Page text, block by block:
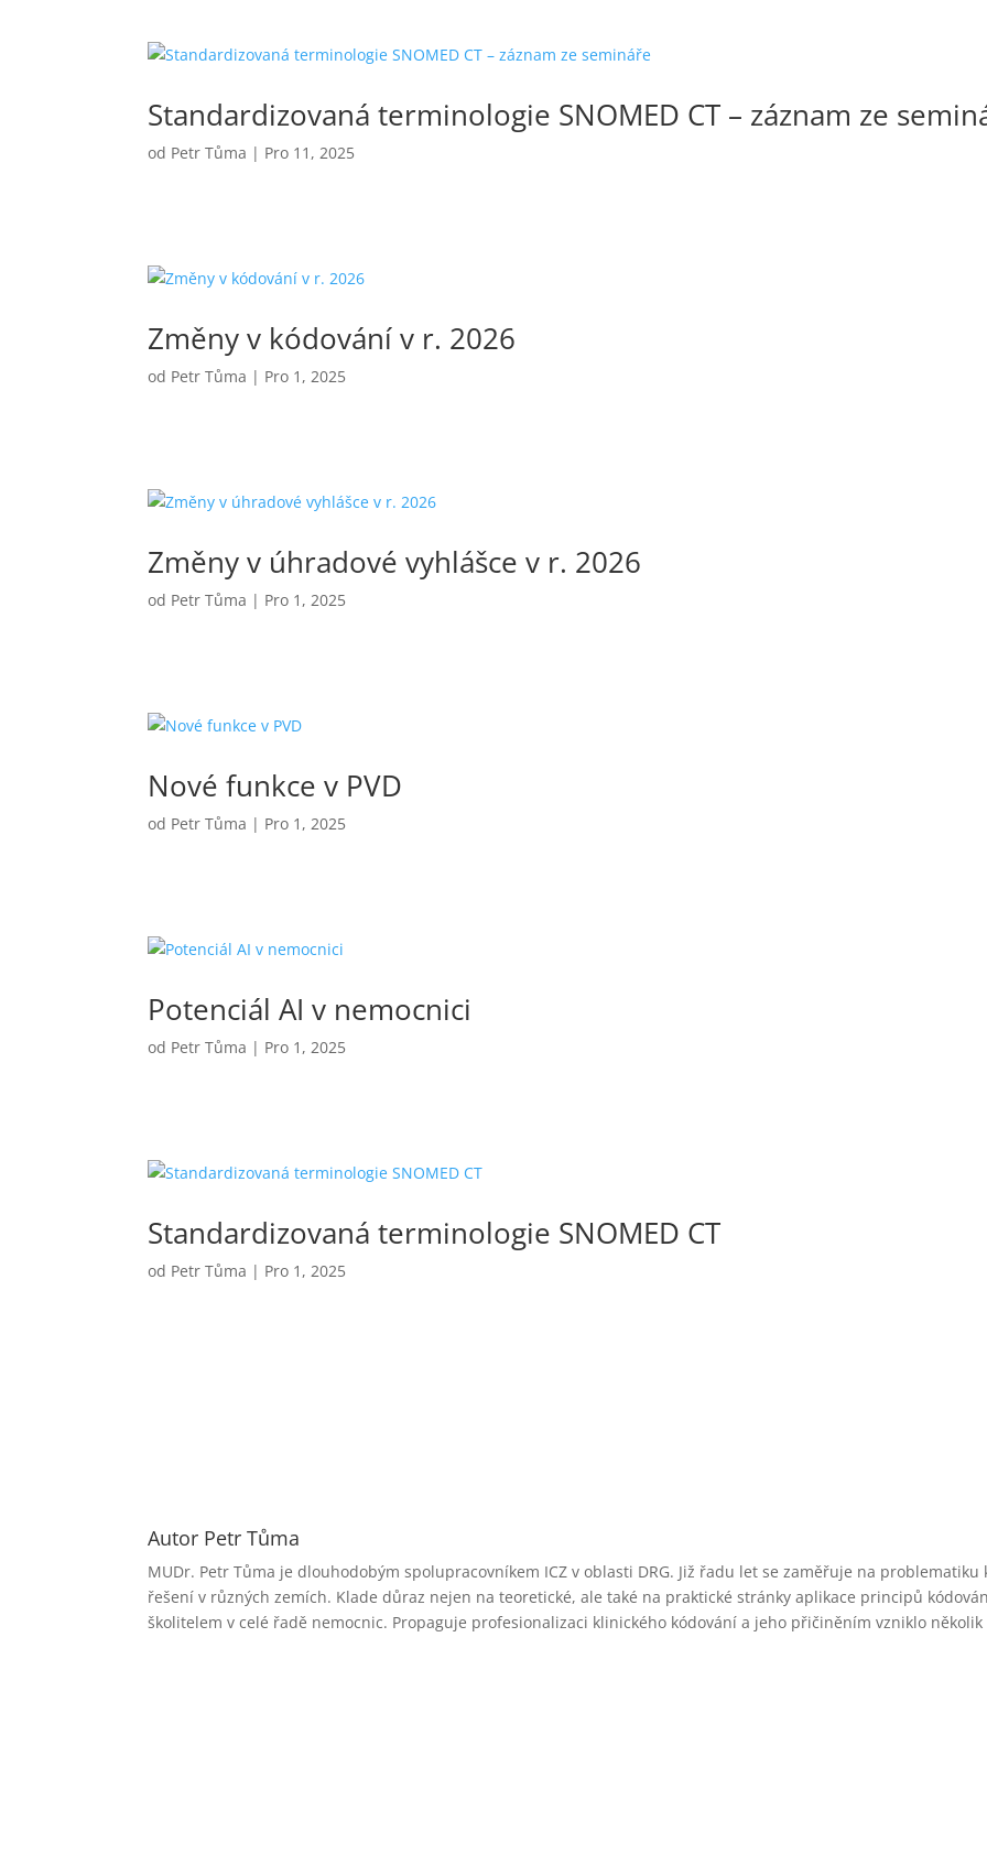
Standardizovaná terminologie SNOMED CT – záznam ze
od Petr Tůma | Pro 11, 2025
Změny v kódování v r. 2026
od Petr Tůma | Pro 1, 2025
Změny v úhradové vyhlášce v r. 2026
od Petr Tůma | Pro 1, 2025
Nové funkce v PVD
od Petr Tůma | Pro 1, 2025
Potenciál AI v nemocnici
od Petr Tůma | Pro 1, 2025
Standardizovaná terminologie SNOMED CT
od Petr Tůma | Pro 1, 2025
Autor Petr Tůma
MUDr. Petr Tůma je dlouhodobým spolupracovníkem ICZ v oblasti DRG. Již řadu let se zaměřuje na
řešení v různých zemích. Klade důraz nejen na teoretické, ale také na praktické stránky aplikace principů
školitelem v celé řadě nemocnic. Propaguje profesionalizaci klinického kódování a jeho přičiněním vzniklo